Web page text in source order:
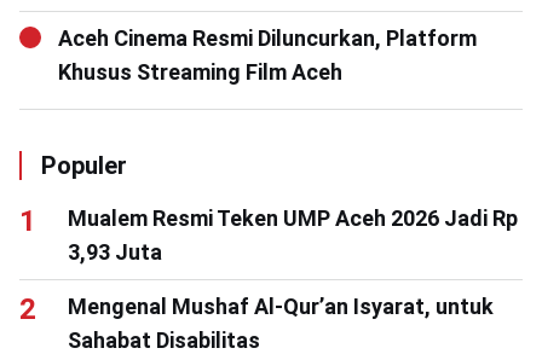
Aceh Cinema Resmi Diluncurkan, Platform
Khusus Streaming Film Aceh
Populer
Mualem Resmi Teken UMP Aceh 2026 Jadi Rp
3,93 Juta
Mengenal Mushaf Al-Qur’an Isyarat, untuk
Sahabat Disabilitas